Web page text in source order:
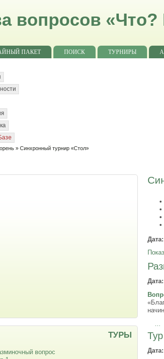
вопросов «Что?
ПАКЕТ ПОИСК ТУРНИРЫ
» Синхронный турнир «Стол»
Дата:
Дата:
...
Дата:
ТУРЫ
вопрос